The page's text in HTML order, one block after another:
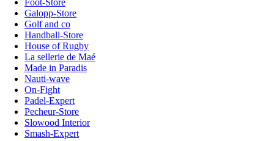
Galopp-Store
Golf and co
Handball-Store
House of Rugby
La sellerie de Maé
Made in Paradis
Nauti-wave
On-Fight
Padel-Expert
Pecheur-Store
Slowood Interior
Smash-Expert